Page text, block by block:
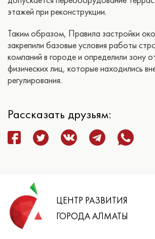
этажей при реконструкции.
Таким образом, Правила застройки
закрепили базовые условия работы
компаний в городе и определили зону
физических лиц, которые находились
регулирования.
Рассказать друзьям:
ЦЕНТР РАЗВИТИЯ
ГОРОДА АЛМАТЫ